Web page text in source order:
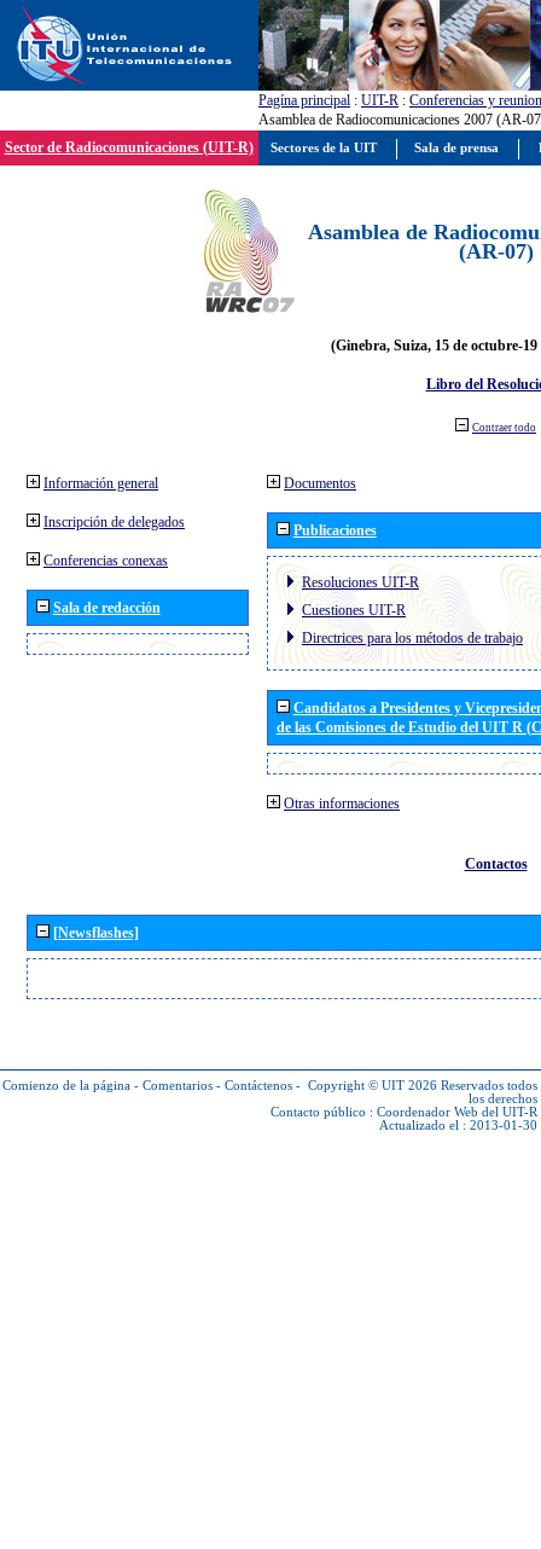
Pagína principal : UIT-R : Conferencias y
Asamblea de Radiocomunicaciones 2007 (AR-
Sector de Radiocomunicaciones (UIT-R)
Asamblea de
(AR-07)
(Ginebra, Suiza, 15 de octubre-19
Libro del
Contraer todo
Información general
Inscripción de delegados
Conferencias conexas
Sala de redacción
Documentos
Publicaciones
Resoluciones UIT-R
Cuestiones UIT-R
Directrices para los métodos de trabajo
Candidatos a Presidentes y
de las Comisiones de Estudio del UIT R
Otras informaciones
Contactos
[Newsflashes]
Comienzo de la página - Comentarios - Contáctenos - Copyright © UIT 2026 Reservados todos
los derechos
Contacto público : Coordenador Web del UIT-R
Actualizado el : 2013-01-30
Sectores de la UIT Sala de prensa